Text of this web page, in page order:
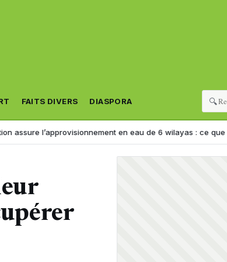
FAITS DIVERS DIASPORA 🔍
en eau de 6 wilayas : ce que révèle la